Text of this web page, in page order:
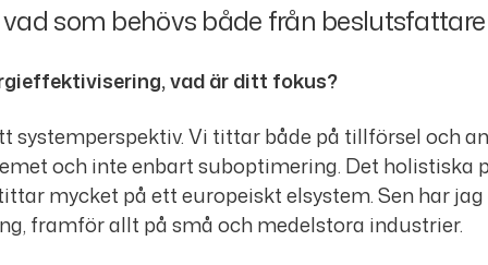
som behövs både från
vad är ditt fokus?
systemperspektiv. Vi tittar både på tillförsel och
och inte enbart suboptimering. Det holistiska
mycket på ett europeiskt elsystem. Sen har
framför allt på små och medelstora industrier.